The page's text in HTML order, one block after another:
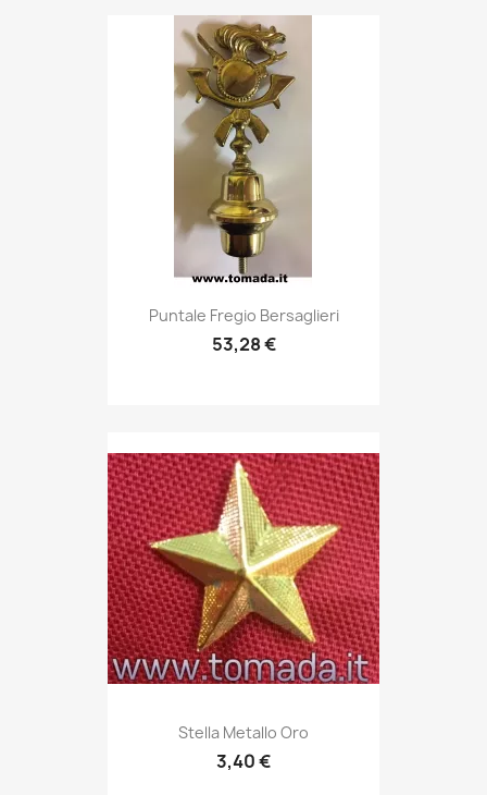
 Anteprima
Puntale Fregio Bersaglieri
53,28 €
Anteprima
Stella Metallo Oro
3,40 €